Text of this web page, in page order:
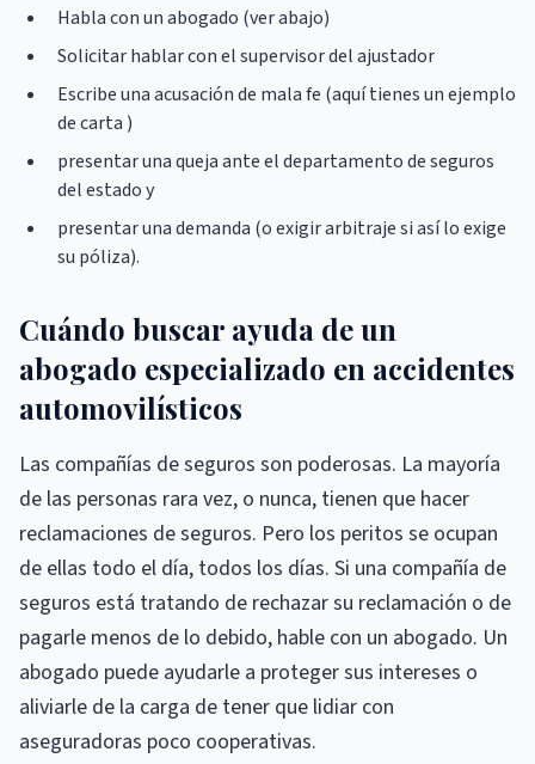
Habla con un abogado (ver abajo)
Solicitar hablar con el supervisor del ajustador
Escribe una acusación de mala fe (aquí tienes un ejemplo
de carta )
presentar una queja ante el departamento de seguros
del estado y
presentar una demanda (o exigir arbitraje si así lo exige
su póliza).
Cuándo buscar ayuda de un
abogado especializado en accidentes
automovilísticos
Las compañías de seguros son poderosas. La mayoría
de las personas rara vez, o nunca, tienen que hacer
reclamaciones de seguros. Pero los peritos se ocupan
de ellas todo el día, todos los días. Si una compañía de
seguros está tratando de rechazar su reclamación o de
pagarle menos de lo debido, hable con un abogado. Un
abogado puede ayudarle a proteger sus intereses o
aliviarle de la carga de tener que lidiar con
aseguradoras poco cooperativas.